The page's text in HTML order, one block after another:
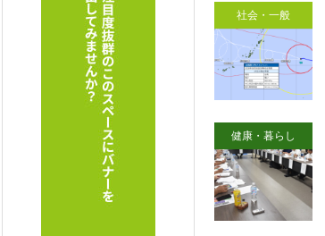
社会・一般
健康・暮らし